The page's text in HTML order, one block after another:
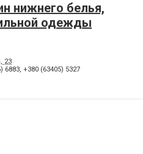
нижнего белья,
одежды
23
6883, +380 (63405) 5327